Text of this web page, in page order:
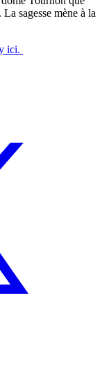
sagesse mène à la
ici.